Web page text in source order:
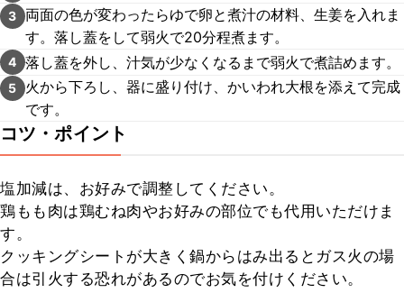
3
両面の色が変わったらゆで卵と煮汁の材料、生姜を入れま
す。落し蓋をして弱火で20分程煮ます。
4 落し蓋を外し、汁気が少なくなるまで弱火で煮詰めます。
5
火から下ろし、器に盛り付け、かいわれ大根を添えて完成
です。
コツ・ポイント
塩加減は、お好みで調整してください。
鶏もも肉は鶏むね肉やお好みの部位でも代用いただけま
す。
クッキングシートが大きく鍋からはみ出るとガス火の場
合は引火する恐れがあるのでお気を付けください。